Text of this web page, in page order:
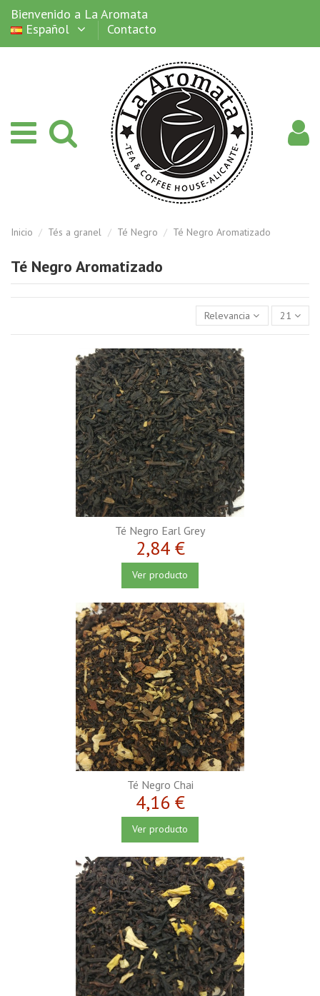
Bienvenido a La Aromata
Español
Contacto
Inicio Tés a granel Té Negro Té Negro Aromatizado
Té Negro Aromatizado
Relevancia 21
Té Negro Earl Grey
2,84 €
Ver producto
Té Negro Chai
4,16 €
Ver producto